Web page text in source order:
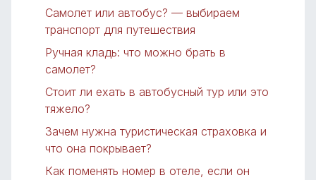
Самолет или автобус? — выбираем
транспорт для путешествия
Ручная кладь: что можно брать в
самолет?
Стоит ли ехать в автобусный тур или это
тяжело?
Зачем нужна туристическая страховка и
что она покрывает?
Как поменять номер в отеле, если он